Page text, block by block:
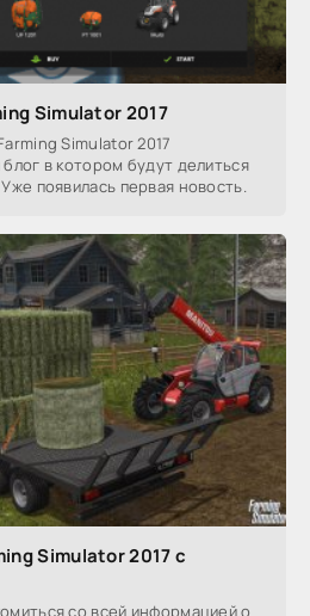
Simulator 2017
Simulator 2017
в котором будут делиться
появилась первая новость.
Simulator 2017 с
со всей информацией о